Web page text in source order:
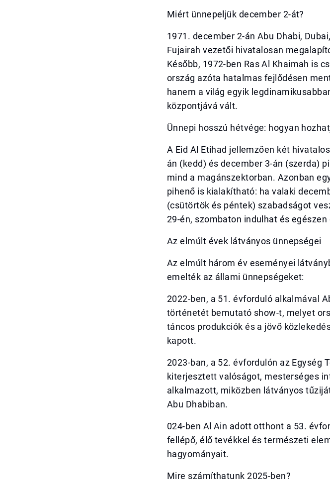
Miért ünnepeljük december 2-át?
1971. december 2-án Abu Dhabi,
Fujairah vezetői hivatalosan
Később, 1972-ben Ras Al Khaimah is
ország azóta hatalmas fejlődésen
hanem a világ egyik
központjává vált.
Ünnepi hosszú hétvége: hogyan
A Eid Al Etihad jellemzően két
án (kedd) és december 3-án (szerda)
mind a magánszektorban. Azonban
pihenő is kialakítható: ha valaki
(csütörtök és péntek) szabadságot
29-én, szombaton indulhat és
Az elmúlt évek látványos ünnepségei
Az elmúlt három év eseményei
emelték az állami ünnepségeket:
2022-ben, a 51. évforduló alkalmával
történetét bemutató show-t, melyet
táncos produkciók és a jövő
kapott.
2023-ban, a 52. évfordulón az Egység
kiterjesztett valóságot, mesterséges
alkalmazott, miközben látványos
Abu Dhabiban.
024-ben Al Ain adott otthont a 53.
fellépő, élő tevékkel és természeti
hagyományait.
Mire számíthatunk 2025-ben?